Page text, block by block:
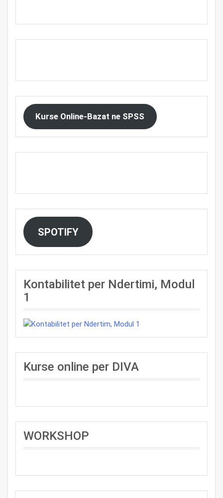
Kurse Online-Bazat ne SPSS
SPOTIFY
Kontabilitet per Ndertimi, Modul
1
Kurse online per DIVA
WORKSHOP